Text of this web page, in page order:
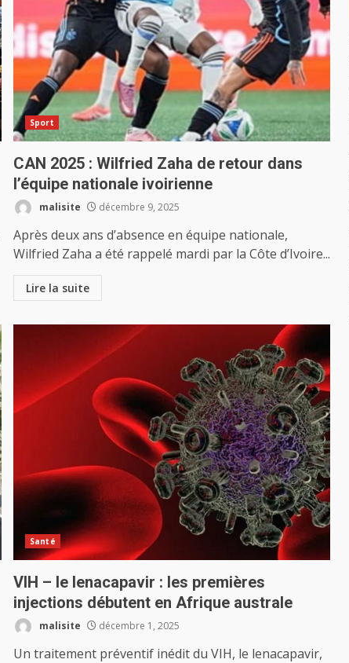
Sport
CAN 2025 : Wilfried Zaha de retour dans
l’équipe nationale ivoirienne
malisite décembre 9, 2025
Après deux ans d’absence en équipe nationale,
Wilfried Zaha a été rappelé mardi par la Côte d’Ivoire...
Lire la suite
Santé
VIH – le lenacapavir : les premières
injections débutent en Afrique australe
malisite décembre 1, 2025
Un traitement préventif inédit du VIH, le lenacapavir,